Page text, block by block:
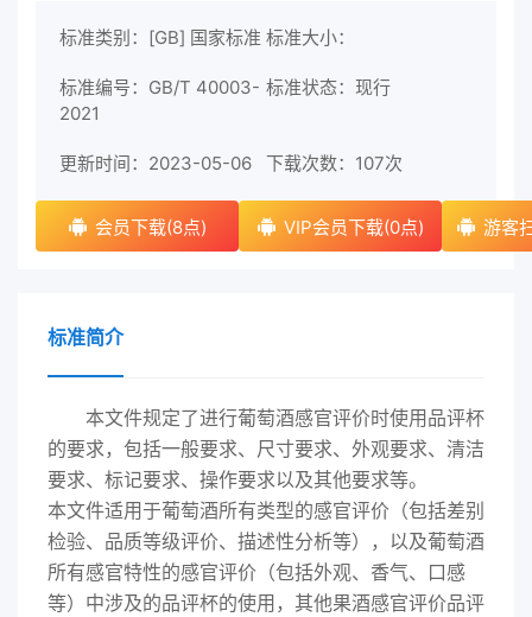
标准类别：[GB] 国家标准 标准大小：
标准编号：GB/T 40003-
2021
标准状态：现行
更新时间：2023-05-06 下载次数： 107次
会员下载(8点) VIP会员下载(0点) 游客
标准简介
本文件规定了进行葡萄酒感官评价时使用品评杯
的要求，包括一般要求、尺寸要求、外观要求、清洁
要求、标记要求、操作要求以及其他要求等。
本文件适用于葡萄酒所有类型的感官评价（包括差别
检验、品质等级评价、描述性分析等），以及葡萄酒
所有感官特性的感官评价（包括外观、香气、口感
等）中涉及的品评杯的使用，其他果酒感官评价品评